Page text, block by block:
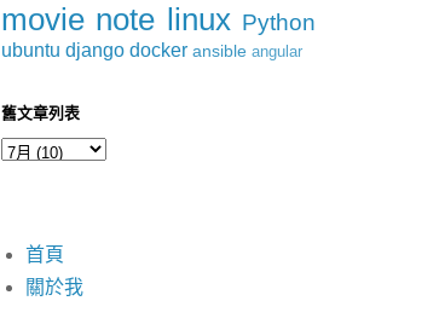
movie note linux Python
ubuntu django docker ansible angular
舊文章列表
首頁
關於我